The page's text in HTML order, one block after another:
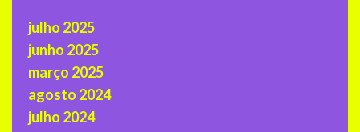
julho 2025
junho 2025
março 2025
agosto 2024
julho 2024